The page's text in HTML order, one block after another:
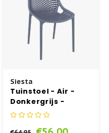
Siesta
Tuinstoel - Air -
Donkergrijs -
Siesta